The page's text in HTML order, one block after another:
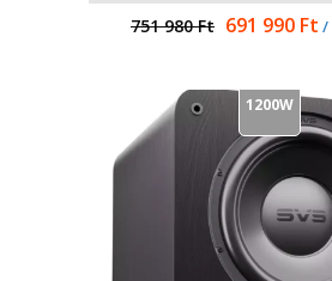
751 980Ft 691 990 Ft /
1200W